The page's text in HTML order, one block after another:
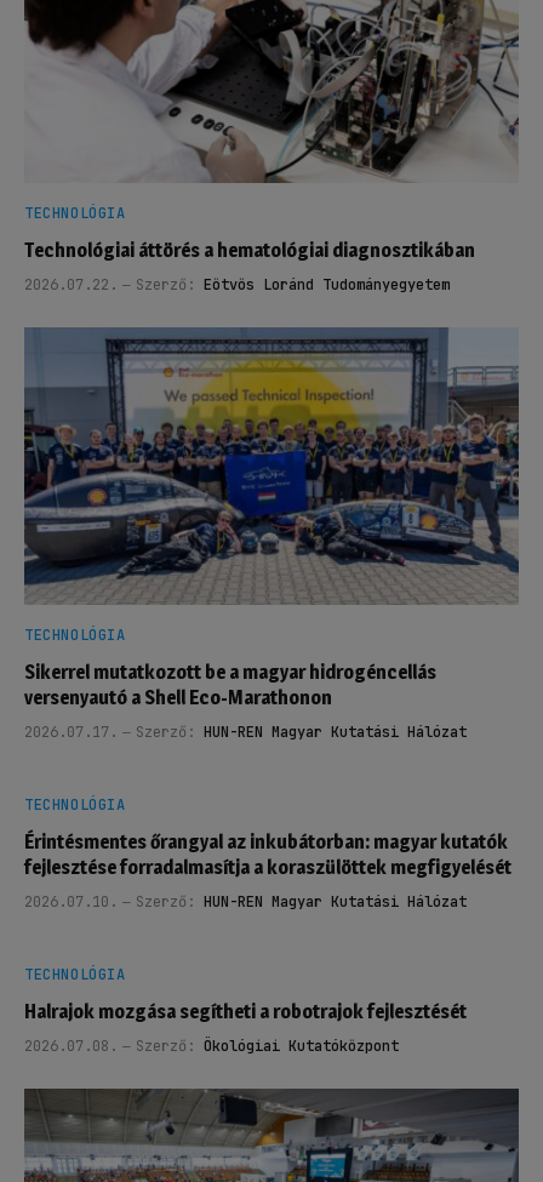
TECHNOLÓGIA
Technológiai áttörés a hematológiai diagnosztikában
2026.07.22. Szerző: Eötvös Loránd Tudományegyetem
TECHNOLÓGIA
Sikerrel mutatkozott be a magyar hidrogéncellás
versenyautó a Shell Eco-Marathonon
2026.07.17. Szerző: HUN-REN Magyar Kutatási Hálózat
TECHNOLÓGIA
Érintésmentes őrangyal az inkubátorban: magyar kutatók
fejlesztése forradalmasítja a koraszülöttek megfigyelését
2026.07.10. Szerző: HUN-REN Magyar Kutatási Hálózat
TECHNOLÓGIA
Halrajok mozgása segítheti a robotrajok fejlesztését
2026.07.08. Szerző: Ökológiai Kutatóközpont